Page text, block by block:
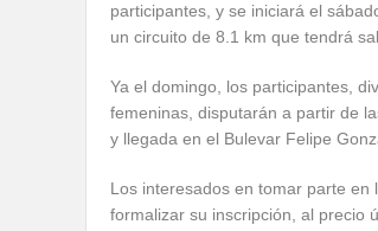
participantes, y se iniciará el
un circuito de 8.1 km que tendrá
Ya el domingo, los participantes,
femeninas, disputarán a partir de
y llegada en el Bulevar Felipe
Los interesados en tomar parte en
formalizar su inscripción, al precio